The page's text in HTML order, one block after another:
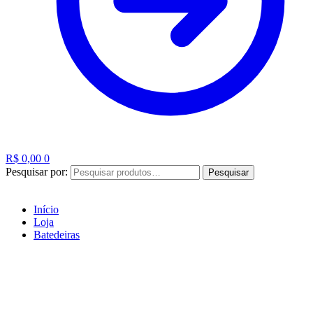
R$ 0,00 0
Pesquisar por:
Pesquisar
Início
Loja
Batedeiras